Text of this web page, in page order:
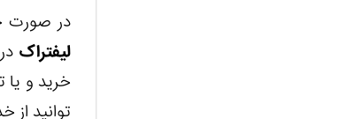
در صورت
لیفتراک
خرید و
توانید از